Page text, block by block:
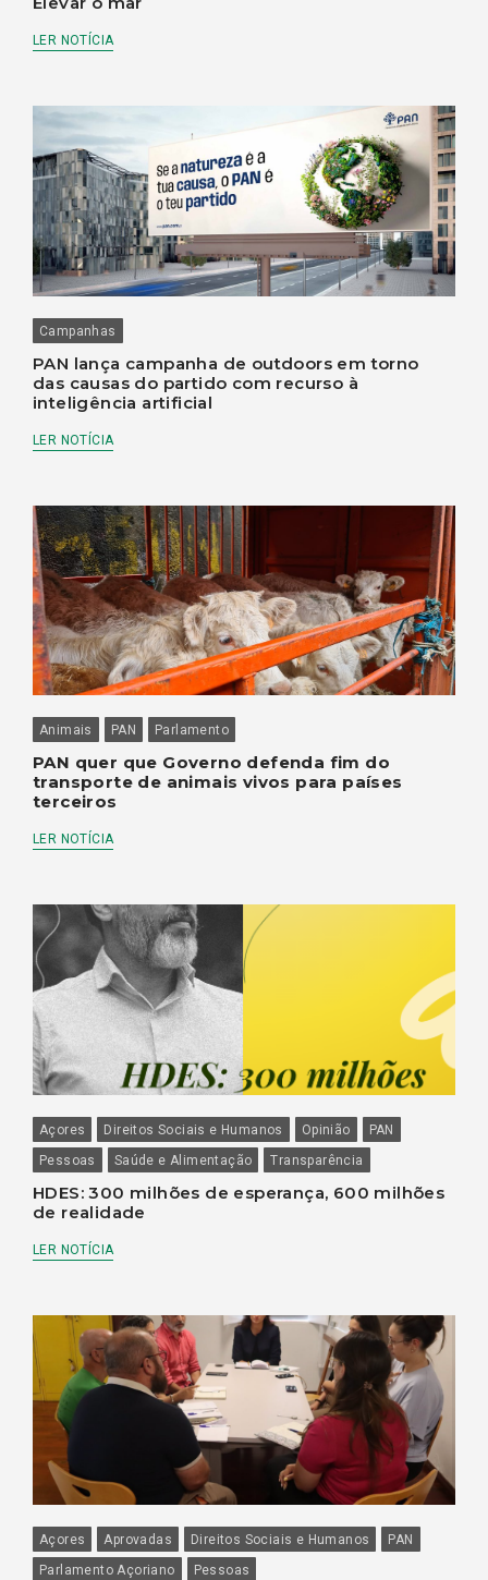
LER NOTÍCIA
Campanhas
PAN lança campanha de outdoors em torno
das causas do partido com recurso à
inteligência artificial
LER NOTÍCIA
Animais PAN Parlamento
PAN quer que Governo defenda fim do
transporte de animais vivos para países
terceiros
LER NOTÍCIA
Açores Direitos Sociais e Humanos Opinião
PAN
Pessoas
Saúde e Alimentação Transparência
HDES: 300 milhões de esperança, 600 milhões
de realidade
LER NOTÍCIA
Açores Aprovadas Direitos Sociais e Humanos
PAN
Parlamento Açoriano
Pessoas